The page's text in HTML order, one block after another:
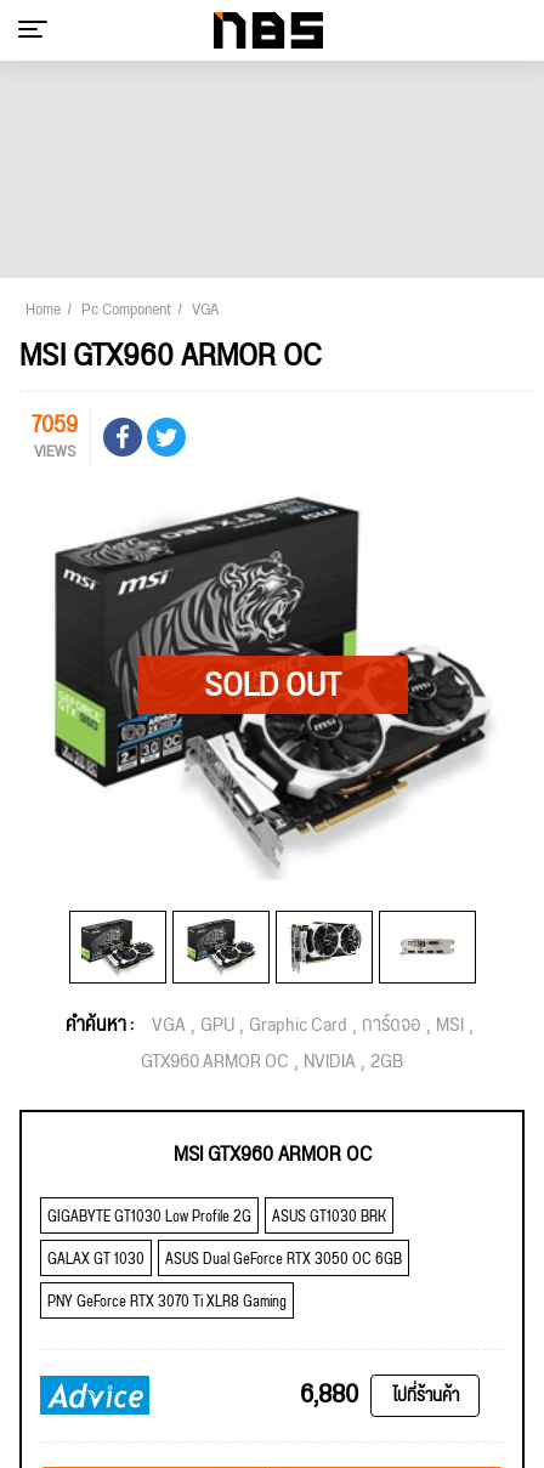
Home Pc Component VGA
MSI GTX960 ARMOR OC
7059
VIEWS
คำค้นหา : VGA GPU Graphic Card การ์ดจอ MSI
GTX960 ARMOR OC NVIDIA 2GB
MSI GTX960 ARMOR OC
GIGABYTE GT1030 Low Profile 2G
ASUS GT1030 BRK
GALAX GT 1030
ASUS Dual GeForce RTX 3050 OC 6GB
PNY GeForce RTX 3070 Ti XLR8 Gaming
6,880 ไปที่ร้านค้า